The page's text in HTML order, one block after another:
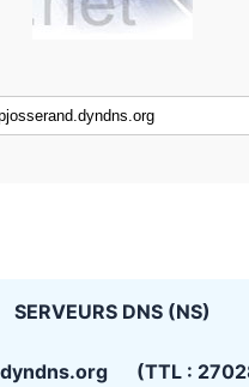
SERVEURS DNS (NS)
(TTL :